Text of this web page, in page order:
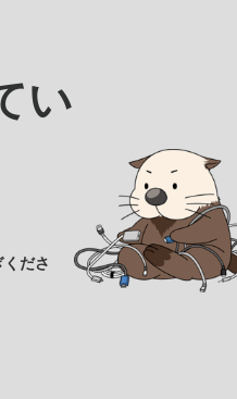
い
ださ